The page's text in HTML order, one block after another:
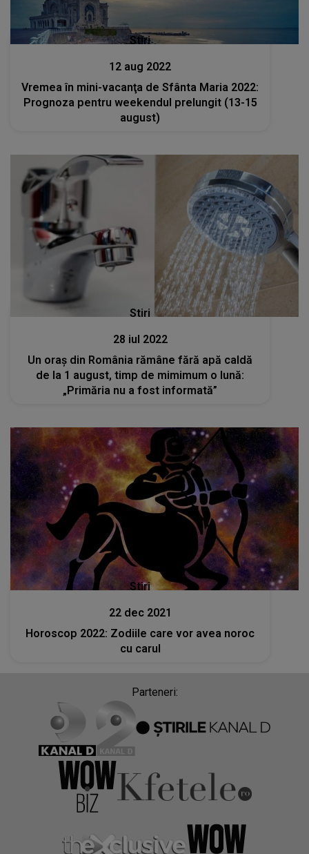
Stiri
12 aug 2022
Vremea în mini-vacanţa de Sfânta Maria 2022:
Prognoza pentru weekendul prelungit (13-15
august)
Stiri
28 iul 2022
Un oraș din România rămâne fără apă caldă
de la 1 august, timp de mimimum o lună:
„Primăria nu a fost informată”
Stiri
22 dec 2021
Horoscop 2022: Zodiile care vor avea noroc
cu carul
Parteneri: